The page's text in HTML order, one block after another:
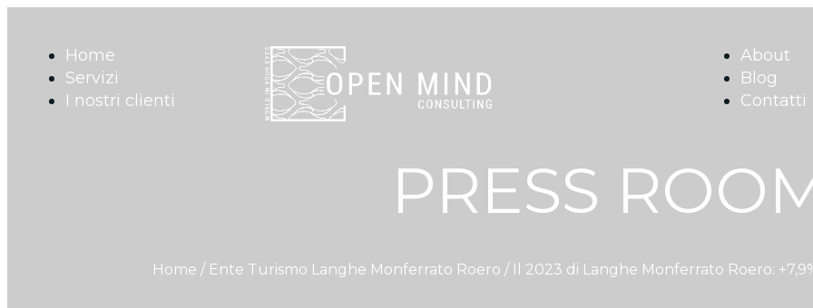
Home
Servizi
I nostri clienti
About
Blog
Contatti
PRESS
Home / Ente Turismo Langhe Monferrato Roero / Il 2023 di Langhe Monferrato Roero: